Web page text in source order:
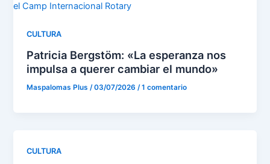
CULTURA
Patricia Bergstöm: «La esperanza nos
impulsa a querer cambiar el mundo»
Maspalomas Plus /03/07/2026 /1 comentario
CULTURA